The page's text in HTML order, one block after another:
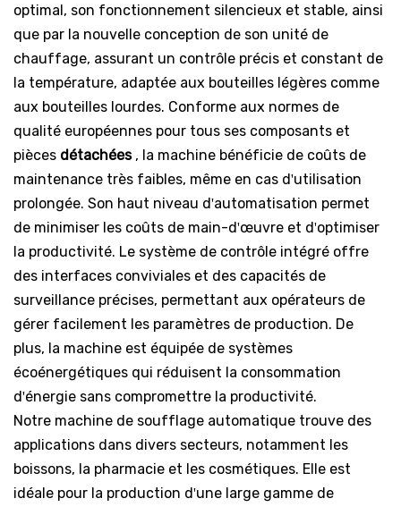
optimal, son fonctionnement silencieux et stable, ainsi
que par la nouvelle conception de son unité de
chauffage, assurant un contrôle précis et constant de
la température, adaptée aux bouteilles légères comme
aux bouteilles lourdes. Conforme aux normes de
qualité européennes pour tous ses composants et
pièces détachées, la machine bénéficie de coûts de
maintenance très faibles, même en cas d'utilisation
prolongée. Son haut niveau d'automatisation permet
de minimiser les coûts de main-d'œuvre et d'optimiser
la productivité. Le système de contrôle intégré offre
des interfaces conviviales et des capacités de
surveillance précises, permettant aux opérateurs de
gérer facilement les paramètres de production. De
plus, la machine est équipée de systèmes
écoénergétiques qui réduisent la consommation
d'énergie sans compromettre la productivité.
Notre machine de soufflage automatique trouve des
applications dans divers secteurs, notamment les
boissons, la pharmacie et les cosmétiques. Elle est
idéale pour la production d'une large gamme de